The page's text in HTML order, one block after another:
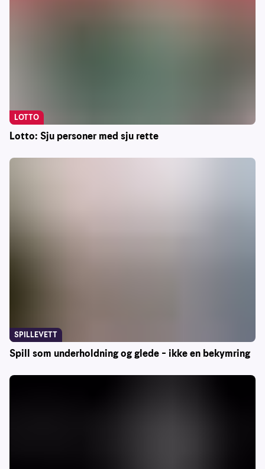
Lotto: Sju personer med sju rette
LOTTO
Spill som underholdning og glede – ikke en bekymring
SPILLEVETT